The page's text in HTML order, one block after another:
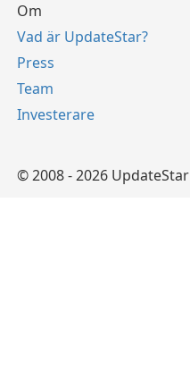
Om
Vad är UpdateStar?
Press
Team
Investerare
© 2008 - 2026 UpdateStar